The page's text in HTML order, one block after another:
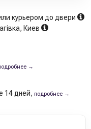
курьером до двери
Киев
→
14 дней, подробнее →